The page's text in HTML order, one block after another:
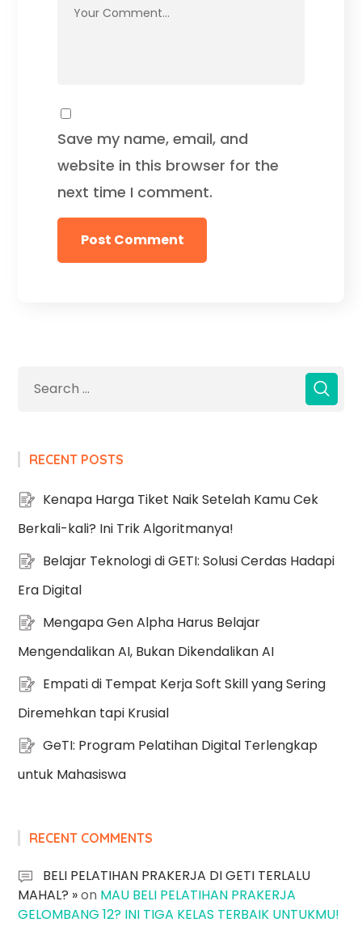
Save my name, email, and
website in this browser for the
next time I comment.
RECENT POSTS
Kenapa Harga Tiket Naik Setelah Kamu Cek
Berkali-kali? Ini Trik Algoritmanya!
Belajar Teknologi di GETI: Solusi Cerdas Hadapi
Era Digital
Mengapa Gen Alpha Harus Belajar
Mengendalikan AI, Bukan Dikendalikan AI
Empati di Tempat Kerja Soft Skill yang Sering
Diremehkan tapi Krusial
GeTI: Program Pelatihan Digital Terlengkap
untuk Mahasiswa
RECENT COMMENTS
BELI PELATIHAN PRAKERJA DI GETI TERLALU
MAHAL? »on MAU BELI PELATIHAN PRAKERJA
GELOMBANG 12? INI TIGA KELAS TERBAIK UNTUKMU!